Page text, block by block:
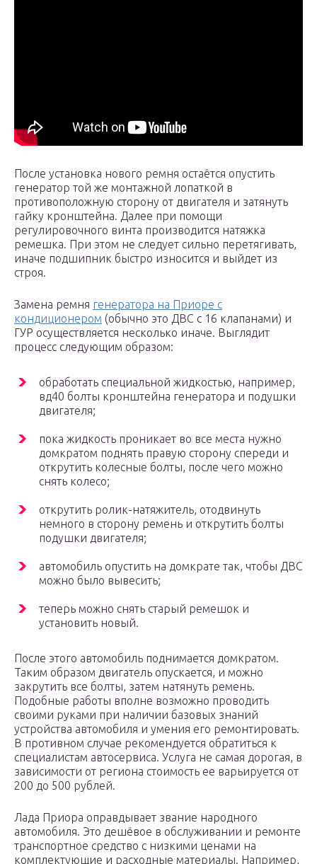
После установка нового ремня остаётся опустить
генератор той же монтажной лопаткой в
противоположную сторону от двигателя и затянуть
гайку кронштейна. Далее при помощи
регулировочного винта производится натяжка
ремешка. При этом не следует сильно перетягивать,
иначе подшипник быстро износится и выйдет из
строя.
Замена ремня генератора на Приоре с
кондиционером (обычно это ДВС с 16 клапанами) и
ГУР осуществляется несколько иначе. Выглядит
процесс следующим образом:
обработать специальной жидкостью, например,
вд40 болты кронштейна генератора и подушки
двигателя;
пока жидкость проникает во все места нужно
домкратом поднять правую сторону спереди и
открутить колесные болты, после чего можно
снять колесо;
открутить ролик-натяжитель, отодвинуть
немного в сторону ремень и открутить болты
подушки двигателя;
автомобиль опустить на домкрате так, чтобы ДВС
можно было вывесить;
теперь можно снять старый ремешок и
установить новый.
После этого автомобиль поднимается домкратом.
Таким образом двигатель опускается, и можно
закрутить все болты, затем натянуть ремень.
Подобные работы вполне возможно проводить
своими руками при наличии базовых знаний
устройства автомобиля и умения его ремонтировать.
В противном случае рекомендуется обратиться к
специалистам автосервиса. Услуга не самая дорогая, в
зависимости от региона стоимость ее варьируется от
200 до 500 рублей.
Лада Приора оправдывает звание народного
автомобиля. Это дешёвое в обслуживании и ремонте
транспортное средство с низкими ценами на
комплектующие и расходные материалы. Например,